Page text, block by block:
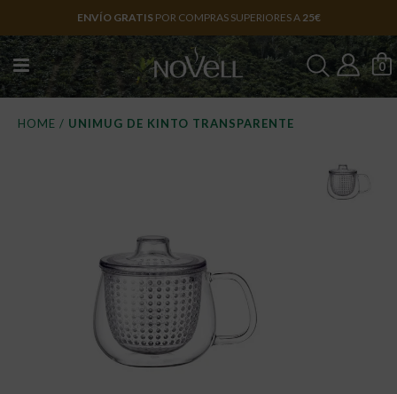
ENVÍO GRATISPOR COMPRAS SUPERIORES A 25€
0
HOME / UNIMUG DE KINTO TRANSPARENTE